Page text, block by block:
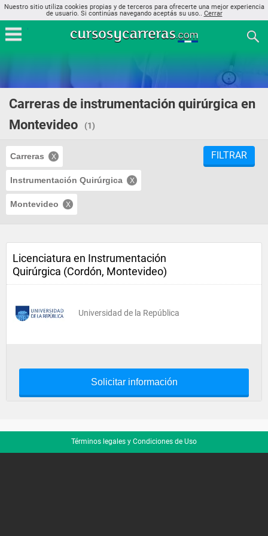
Nuestro sitio utiliza cookies propias y de terceros para ofrecerte una mejor experiencia
de usuario. Si continúas navegando aceptás su uso.. Cerrar
Carreras de instrumentación quirúrgica en
Montevideo
(1)
Carreras
Instrumentación Quirúrgica
Montevideo
FILTRAR
Licenciatura en Instrumentación
Quirúrgica (Cordón, Montevideo)
Universidad de la República
Solicitar información
Términos legales y Condiciones de Uso